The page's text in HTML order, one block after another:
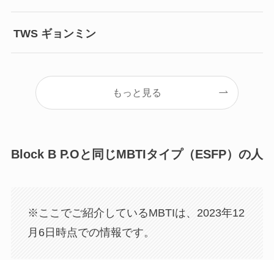
TWS ギョンミン
もっと見る
Block B P.Oと同じMBTIタイプ（ESFP）の人
※ここでご紹介しているMBTIは、2023年12
月6日時点での情報です。